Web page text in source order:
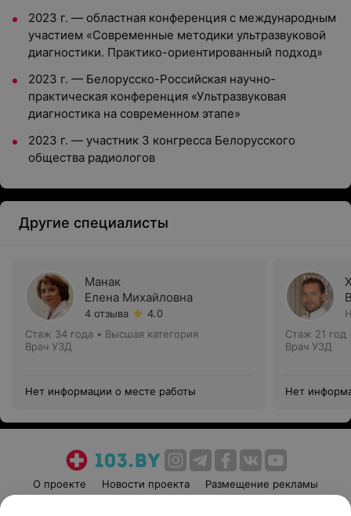
2023 г. — областная конференция с международным
участием «Современные методики ультразвуковой
диагностики. Практико-ориентированный подход»
2023 г. — Белорусско-Российская научно-
практическая конференция «Ультразвуковая
диагностика на современном этапе»
2023 г. — участник 3 конгресса Белорусского
общества радиологов
Другие специалисты
Манак
Елена Михайловна
4 отзыва
4.0
Стаж 34 года • Высшая категория
Врач УЗД
Нет информации о месте работы
Стаж 21 год
Врач УЗД
Нет
О проекте Новости проекта
Размещение рекламы